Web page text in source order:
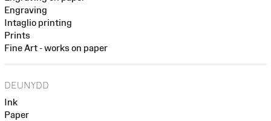
Engraving
Intaglio printing
Prints
Fine Art - works on paper
DEUNYDD
Ink
Paper